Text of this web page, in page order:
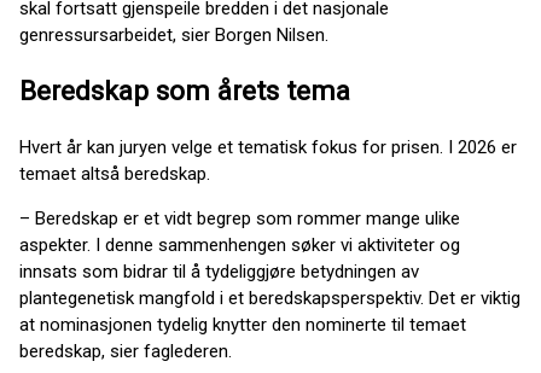
skal fortsatt gjenspeile bredden i det nasjonale
genressursarbeidet, sier Borgen Nilsen.
Beredskap som årets tema
Hvert år kan juryen velge et tematisk fokus for prisen. I 2026 er
temaet altså beredskap.
– Beredskap er et vidt begrep som rommer mange ulike
aspekter. I denne sammenhengen søker vi aktiviteter og
innsats som bidrar til å tydeliggjøre betydningen av
plantegenetisk mangfold i et beredskapsperspektiv. Det er viktig
at nominasjonen tydelig knytter den nominerte til temaet
beredskap, sier faglederen.